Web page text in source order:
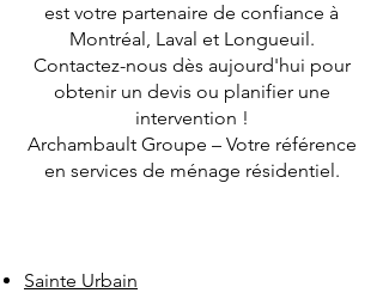
est votre partenaire de confiance à
Montréal, Laval et Longueuil.
Contactez-nous dès aujourd'hui pour
obtenir un devis ou planifier une
intervention !
Archambault Groupe – Votre référence
en services de ménage résidentiel.
Sainte Urbain